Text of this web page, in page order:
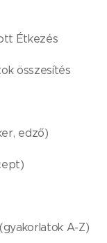
Étkezés
összesítés
edző)
A-Z)